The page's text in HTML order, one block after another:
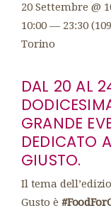
DAL 20 AL
GRANDE
DEDICATO
GIUSTO.
Il tema
Gusto è
20 Settembre @
10:00 — 23:30
Torino